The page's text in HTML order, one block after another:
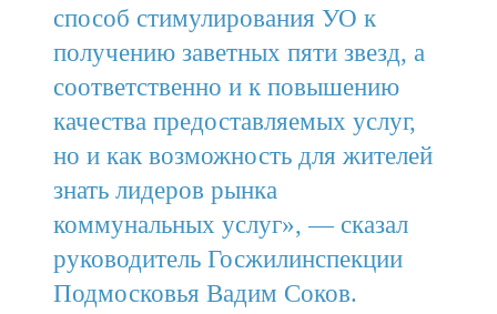
способ стимулирования УО к
получению заветных пяти звезд, а
соответственно и к повышению
качества предоставляемых услуг,
но и как возможность для жителей
знать лидеров рынка
коммунальных услуг», — сказал
руководитель Госжилинспекции
Подмосковья Вадим Соков.